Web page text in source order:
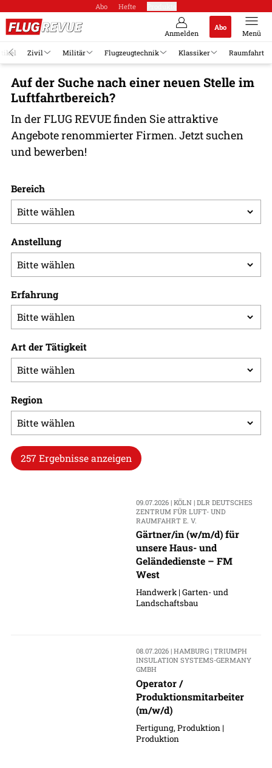
Abo Hefte
Anmelden
Abo
Menü
Zivil Militär Flugzeugtechnik Klassiker Raumfahrt
Auf der Suche nach einer neuen Stelle im
Luftfahrtbereich?
In der FLUG REVUE finden Sie attraktive
Angebote renommierter Firmen. Jetzt suchen
und bewerben!
Bereich
Anstellung
Erfahrung
Art der Tätigkeit
Region
257 Ergebnisse anzeigen
09.07.2026 | KÖLN | DLR DEUTSCHES
ZENTRUM FÜR LUFT- UND
RAUMFAHRT E. V.
Gärtner/in (w/m/d) für
unsere Haus- und
Geländedienste – FM
West
Handwerk | Garten- und
Landschaftsbau
08.07.2026 | HAMBURG | TRIUMPH
INSULATION SYSTEMS-GERMANY
GMBH
Operator /
Produktionsmitarbeiter
(m/w/d)
Fertigung, Produktion |
Produktion